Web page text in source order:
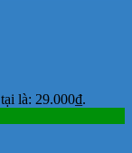
là: 29.000₫.